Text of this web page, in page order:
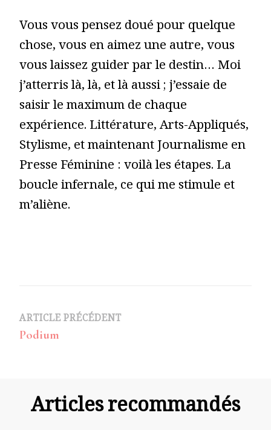
Vous vous pensez doué pour quelque
chose, vous en aimez une autre, vous
vous laissez guider par le destin… Moi
j’atterris là, là, et là aussi ; j’essaie de
saisir le maximum de chaque
expérience. Littérature, Arts-Appliqués,
Stylisme, et maintenant Journalisme en
Presse Féminine : voilà les étapes. La
boucle infernale, ce qui me stimule et
m’aliène.
Navigation
d’article
ARTICLE PRÉCÉDENT
Podium
Articles recommandés